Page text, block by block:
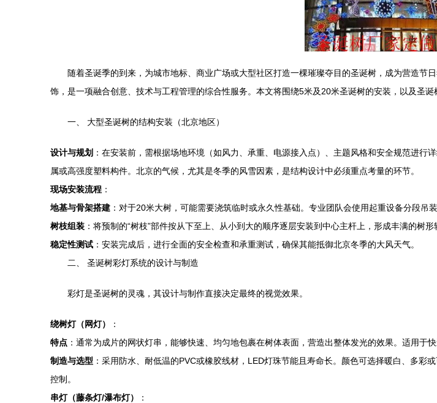
随着圣诞季的到来，为城市地标、商业广场或大型社区打造一棵璀璨夺目的圣诞树，成为营造
饰，是一项融合创意、技术与工程管理的综合性服务。本文将围绕5米及20米圣诞树的安装，以及圣诞
一、 大型圣诞树的结构安装（北京地区）
设计与规划 ：在安装前，需根据场地环境（如风力、承重、电源接入点）、主题风格和安全规范进
属或高强度塑料构件。北京的气候，尤其是冬季的风雪因素，是结构设计中必须重点考量的环节。
现场安装流程 ：
地基与骨架搭建 ：对于20米大树，可能需要浇筑临时或永久性基础。专业团队会使用起重设备分段吊
树枝组装 ：将预制的“树枝”部件按从下至上、从小到大的顺序逐层安装到中心主杆上，形成丰满的树形
稳定性测试 ：安装完成后，进行全面的安全检查和承重测试，确保其能抵御北京冬季的大风天气。
二、 圣诞树彩灯系统的设计与制造
彩灯是圣诞树的灵魂，其设计与制作直接决定最终的视觉效果。
绕树灯（网灯）
：
特点 ：通常为成片的网状灯串，能够快速、均匀地包裹在树体表面，营造出整体发光的效果。适用于快
制造与选型 ：采用防水、耐低温的PVC或橡胶线材，LED灯珠节能且寿命长。颜色可选择暖白、多
控制。
串灯（藤条灯/瀑布灯）
：